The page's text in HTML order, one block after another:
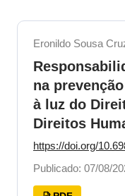
Eronildo Sousa
na
à luz do
Direitos
https://doi.org/
Publicado: 07/08/